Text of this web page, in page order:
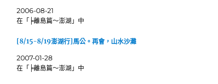
2006-08-21
在「╞離島篇～澎湖」中
[8/15-8/19澎湖行]馬公。再會，山水沙灘
2007-01-28
在「╞離島篇～澎湖」中